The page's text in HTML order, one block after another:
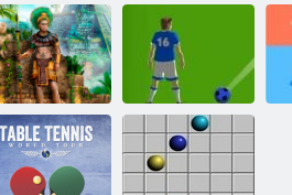
Hexa
Saga Shooter
Bubble
Comorile
Montezuma 2